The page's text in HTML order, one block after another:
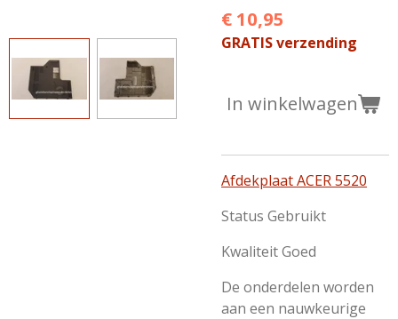
€ 10,95
GRATIS verzending
In winkelwagen
Afdekplaat ACER 5520
Status Gebruikt
Kwaliteit Goed
De onderdelen worden
aan een nauwkeurige